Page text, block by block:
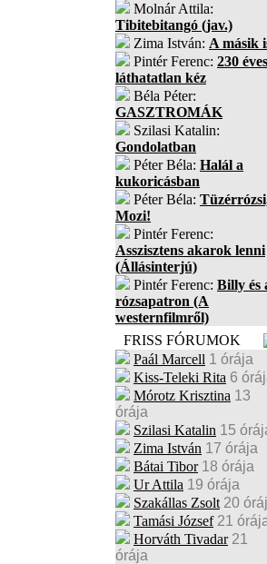
Molnár Attila:
Tibitebitangó (jav.)
Zima István: A másik
Pintér Ferenc: 230
láthatatlan kéz
Béla Péter:
GASZTROMÁK
Szilasi Katalin:
Gondolatban
Péter Béla: Halál a
kukoricásban
Péter Béla:
Mozi!
Pintér Ferenc:
Asszisztens akarok lenni
(Állásinterjú)
Pintér Ferenc: Billy és
rózsapatron (A
westernfilmről)
FRISS FÓRUMOK
Paál Marcell 1 órája
Kiss-Teleki Rita 6
Mórotz Krisztina 13
órája
Szilasi Katalin 15
Zima István 17 órája
Bátai Tibor 18 órája
Ur Attila 19 órája
Szakállas Zsolt 20
Tamási József 21
Horváth Tivadar 21
órája